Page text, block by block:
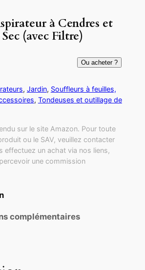
à Cendres et
(avec Filtre)
Ou acheter ?
, Jardin, Souffleurs à feuilles,
, Tondeuses et outillage de
sur le site Amazon. Pour toute
ou le SAV, veuillez contacter
effectuez un achat via nos liens,
une commission
complémentaires